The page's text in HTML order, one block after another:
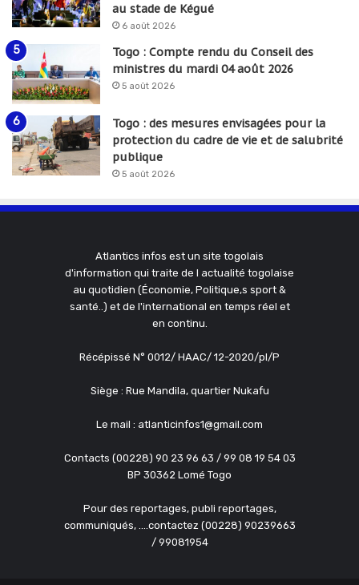
au stade de Kégué
6 août 2026
Togo : Compte rendu du Conseil des
ministres du mardi 04 août 2026
5 août 2026
Togo : des mesures envisagées pour la
protection du cadre de vie et de salubrité
publique
5 août 2026
Atlantics infos est un site togolais
d'information qui traite de l actualité togolaise
au quotidien (Économie, Politique,s sport &
santé..) et de l'international en temps réel et
en continu.
Récépissé N° 0012/ HAAC/ 12-2020/pl/P
Siège : Rue Mandila, quartier Nukafu
Le mail : atlanticinfos1@gmail.com
Contacts (00228) 90 23 96 63 / 99 08 19 54 03
BP 30362 Lomé Togo
Pour des reportages, publi reportages,
communiqués, ....contactez (00228) 90239663
/ 99081954